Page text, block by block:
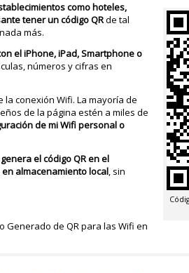
como hoteles,
tener un código QRde tal
más.
el iPhone, iPad, Smartphone o
números y cifras en
la conexión Wifi. La mayoría de
de la página estén a miles de
de mi Wifi personal o
el código QR en el
almacenamiento local, sin
Generado de QR para las Wifi en